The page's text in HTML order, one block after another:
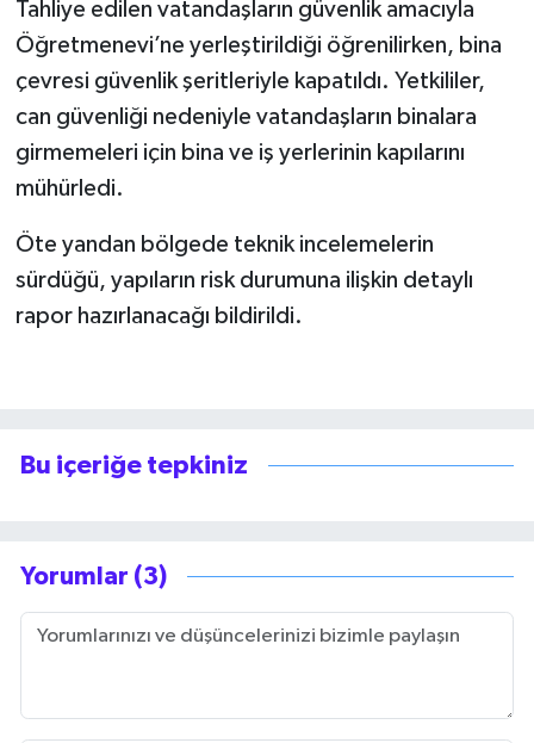
Tahliye edilen vatandaşların güvenlik amacıyla
Öğretmenevi’ne yerleştirildiği öğrenilirken, bina
çevresi güvenlik şeritleriyle kapatıldı. Yetkililer,
can güvenliği nedeniyle vatandaşların binalara
girmemeleri için bina ve iş yerlerinin kapılarını
mühürledi.
Öte yandan bölgede teknik incelemelerin
sürdüğü, yapıların risk durumuna ilişkin detaylı
rapor hazırlanacağı bildirildi.
Bu içeriğe tepkiniz
Yorumlar (3)